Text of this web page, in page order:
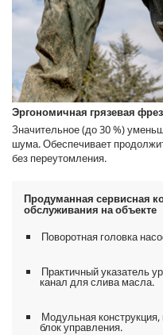
Эргономичная грязевая
Значительное (до 30 %)
шума. Обеспечивает
без переутомления.
Продуманная сервисная
обслуживания на объекте
Поворотная головка
Практичный указатель
канал для слива масла.
Модульная
блок управления.